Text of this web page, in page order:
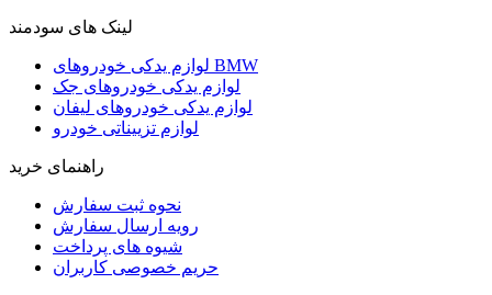
لینک های سودمند
لوازم یدکی خودروهای BMW
لوازم یدکی خودروهای جک
لوازم یدکی خودروهای لیفان
لوازم تزییناتی خودرو
راهنمای خرید
نحوه ثبت سفارش
رویه ارسال سفارش
شیوه های پرداخت
حریم خصوصی کاربران